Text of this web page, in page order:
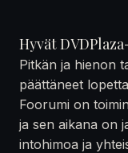
Hyvät
Pitkän ja hienon
päättäneet
Foorumi on
ja sen aikana on
intohimoa ja